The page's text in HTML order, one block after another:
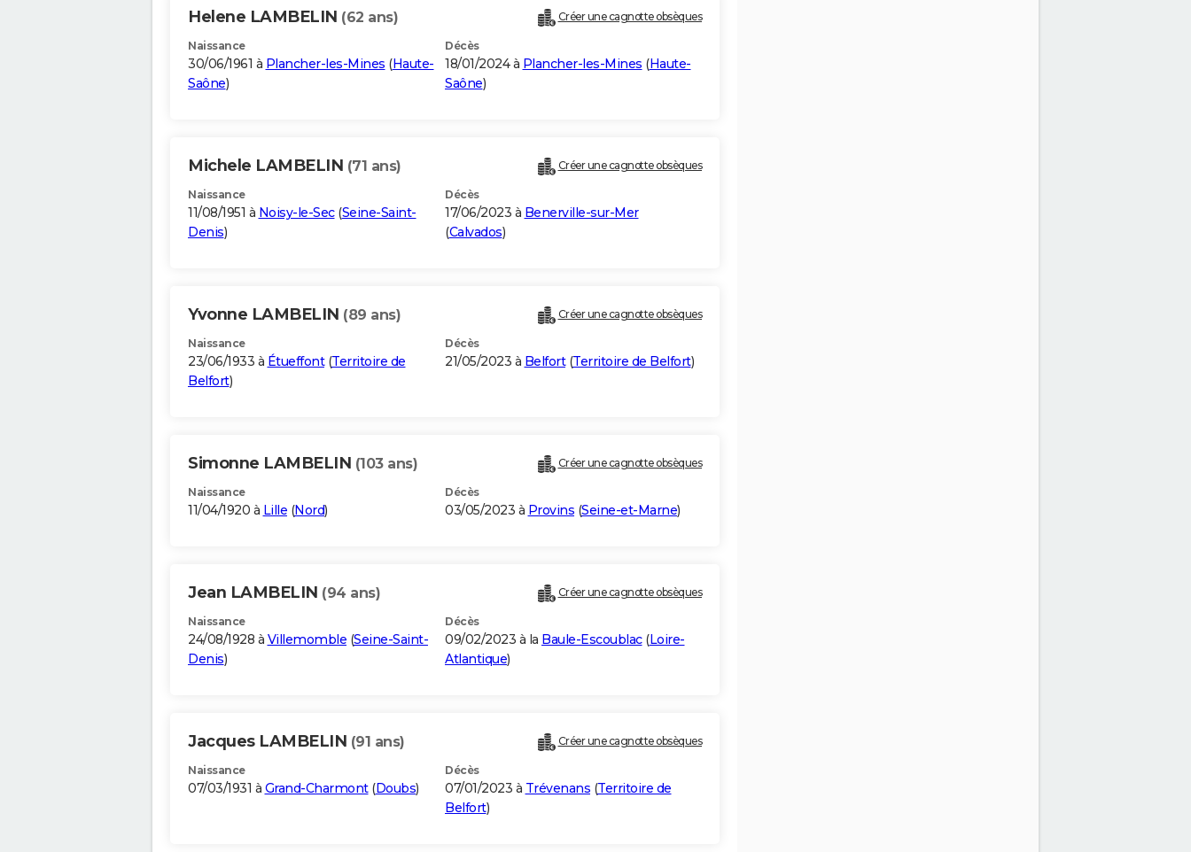
Helene LAMBELIN (62 ans) Créer une cagnotte obsèques
Naissance
30/06/1961 à Plancher-les-Mines (Haute-
Saône)
Décès
18/01/2024 à Plancher-les-Mines (Haute-
Saône)
Michele LAMBELIN (71 ans) Créer une cagnotte obsèques
Naissance
11/08/1951 à Noisy-le-Sec(Seine-Saint-
Denis)
Décès
17/06/2023 à Benerville-sur-Mer
(Calvados)
Yvonne LAMBELIN (89 ans) Créer une cagnotte obsèques
Naissance
23/06/1933 à Étueffont(Territoire de
Belfort)
Décès
21/05/2023 à Belfort(Territoire de Belfort)
Simonne LAMBELIN (103 ans) Créer une cagnotte obsèques
Naissance
11/04/1920 à Lille (Nord)
Décès
03/05/2023 à Provins (Seine-et-Marne)
Jean LAMBELIN (94 ans) Créer une cagnotte obsèques
Naissance
24/08/1928 à Villemomble (Seine-Saint-
Denis)
Décès
09/02/2023 à la Baule-Escoublac(Loire-
Atlantique)
Jacques LAMBELIN (91 ans) Créer une cagnotte obsèques
Naissance
07/03/1931 à Grand-Charmont(Doubs)
Décès
07/01/2023 à Trévenans (Territoire de
Belfort)